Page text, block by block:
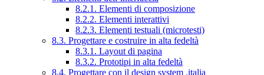
8.2.1. Elementi di composizione
8.2.2. Elementi interattivi
8.2.3. Elementi testuali (microtesti)
8.3. Progettare e costruire in alta fedeltà
8.3.1. Layout di pagina
8.3.2. Prototipi in alta fedeltà
8.4. Progettare con il design system .italia